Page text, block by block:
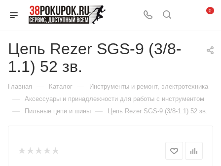
0
Цепь Rezer SGS-9 (3/8-
1.1) 52 зв.
Главная — Каталог — Инструменты и ремонт, электротехника
— Аксессуары и принадлежности для работы с инструментом
— Пильные цепи и шины — Цепь Rezer SGS-9 (3/8-1.1) 52 зв.